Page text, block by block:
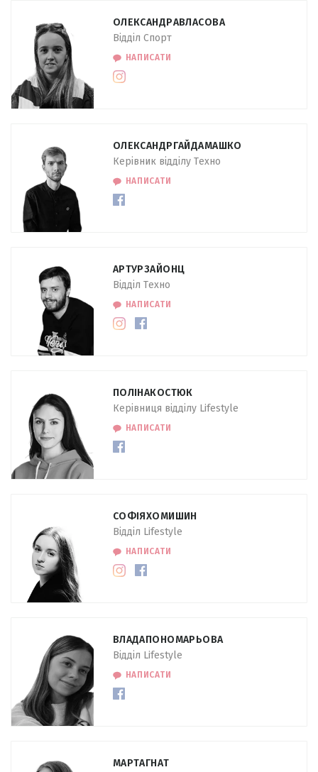
ОЛЕКСАНДРАВЛАСОВА
Відділ Спорт
НАПИСАТИ
ОЛЕКСАНДРГАЙДАМАШКО
Керівник відділу Техно
НАПИСАТИ
АРТУРЗАЙОНЦ
Відділ Техно
НАПИСАТИ
ПОЛІНАКОСТЮК
Керівниця відділу Lifestyle
НАПИСАТИ
СОФІЯХОМИШИН
Відділ Lifestyle
НАПИСАТИ
ВЛАДАПОНОМАРЬОВА
Відділ Lifestyle
НАПИСАТИ
МАРТАГНАТ